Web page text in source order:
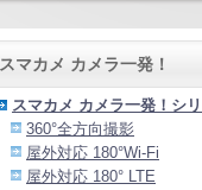
スマカメ カメラ一発！
スマカメ カメラ一発！シ
360°全方向撮影
屋外対応 180°Wi-Fi
屋外対応 180° LTE